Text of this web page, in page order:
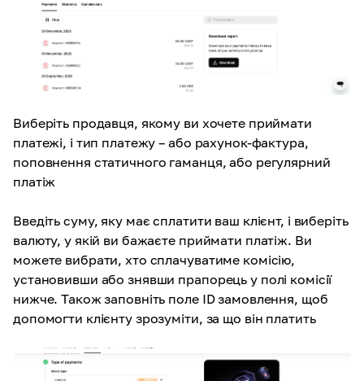
Виберіть продавця, якому ви хочете приймати
платежі, і тип платежу – або рахунок-фактура,
поповнення статичного гаманця, або регулярний
платіж
Введіть суму, яку має сплатити ваш клієнт, і виберіть
валюту, у якій ви бажаєте приймати платіж. Ви
можете вибрати, хто сплачуватиме комісію,
установивши або знявши прапорець у полі комісії
нижче. Також заповніть поле ID замовлення, щоб
допомогти клієнту зрозуміти, за що він платить